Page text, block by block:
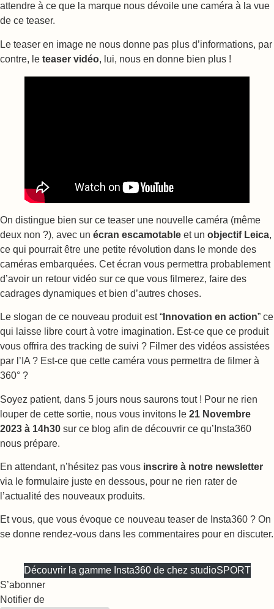
attendre à ce que la marque nous dévoile une caméra à la vue
de ce teaser.
Le teaser en image ne nous donne pas plus d’informations, par
contre, le teaser vidéo, lui, nous en donne bien plus !
On distingue bien sur ce teaser une nouvelle caméra (même
deux non ?), avec un écran escamotable et un objectif Leica,
ce qui pourrait être une petite révolution dans le monde des
caméras embarquées. Cet écran vous permettra probablement
d’avoir un retour vidéo sur ce que vous filmerez, faire des
cadrages dynamiques et bien d’autres choses.
Le slogan de ce nouveau produit est “ Innovation en action” ce
qui laisse libre court à votre imagination. Est-ce que ce produit
vous offrira des tracking de suivi ? Filmer des vidéos assistées
par l’IA ? Est-ce que cette caméra vous permettra de filmer à
360° ?
Soyez patient, dans 5 jours nous saurons tout ! Pour ne rien
louper de cette sortie, nous vous invitons le 21 Novembre
2023 à 14h30 sur ce blog afin de découvrir ce qu’Insta360
nous prépare.
En attendant, n’hésitez pas vous inscrire à notre newsletter
via le formulaire juste en dessous, pour ne rien rater de
l’actualité des nouveaux produits.
Et vous, que vous évoque ce nouveau teaser de Insta360 ? On
se donne rendez-vous dans les commentaires pour en discuter.
Découvrir la gamme Insta360 de chez studioSPORT
S’abonner
Notifier de